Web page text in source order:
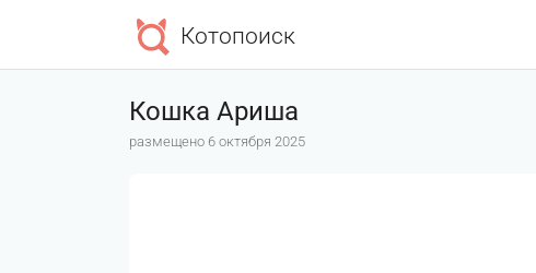
Котопоиск
Кошка Ариша
размещено 6 октября 2025